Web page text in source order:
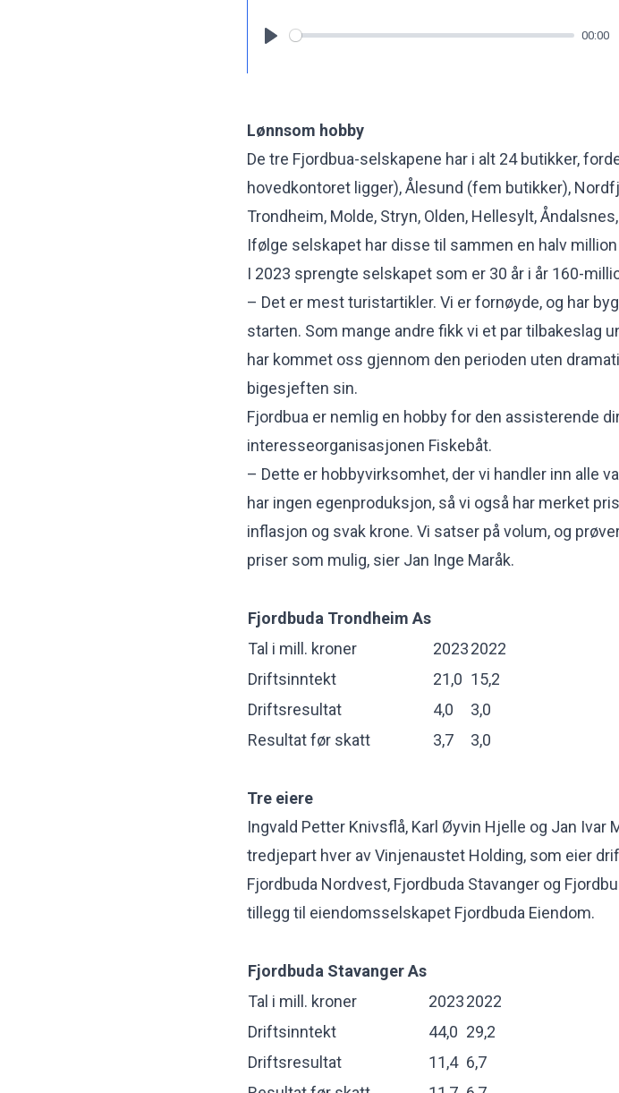
00:00
Lønnsom hobby
De tre Fjordbua-selskapene har i alt 24 butikker,
hovedkontoret ligger), Ålesund (fem butikker),
Trondheim, Molde, Stryn, Olden, Hellesylt,
Ifølge selskapet har disse til sammen en halv
I 2023 sprengte selskapet som er 30 år i år 160-
– Det er mest turistartikler. Vi er fornøyde, og har
starten. Som mange andre fikk vi et par tilbakeslag
har kommet oss gjennom den perioden uten
bigesjeften sin.
Fjordbua er nemlig en hobby for den assisterende
interesseorganisasjonen Fiskebåt.
– Dette er hobbyvirksomhet, der vi handler inn alle
har ingen egenproduksjon, så vi også har merket
inflasjon og svak krone. Vi satser på volum, og
priser som mulig, sier Jan Inge Maråk.
Fjordbuda Trondheim As
Tal i mill. kroner
20232022
Driftsinntekt
21,0 15,2
Driftsresultat
4,0
3,0
Resultat før skatt
3,7 3,0
Tre eiere
Ingvald Petter Knivsflå, Karl Øyvin Hjelle og Jan Ivar
tredjepart hver av Vinjenaustet Holding, som eier
Fjordbuda Nordvest, Fjordbuda Stavanger og
tillegg til eiendomsselskapet Fjordbuda Eiendom.
Fjordbuda Stavanger As
Tal i mill. kroner
20232022
Driftsinntekt
44,0 29,2
Driftsresultat
11,4 6,7